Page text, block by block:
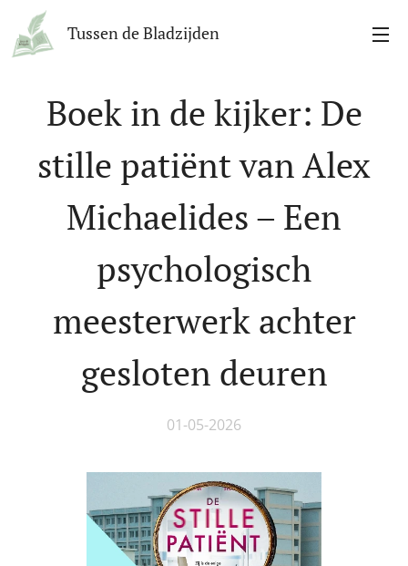
Tussen de Bladzijden
Boek in de kijker: De
stille patiënt van Alex
Michaelides – Een
psychologisch
meesterwerk achter
gesloten deuren
01-05-2026